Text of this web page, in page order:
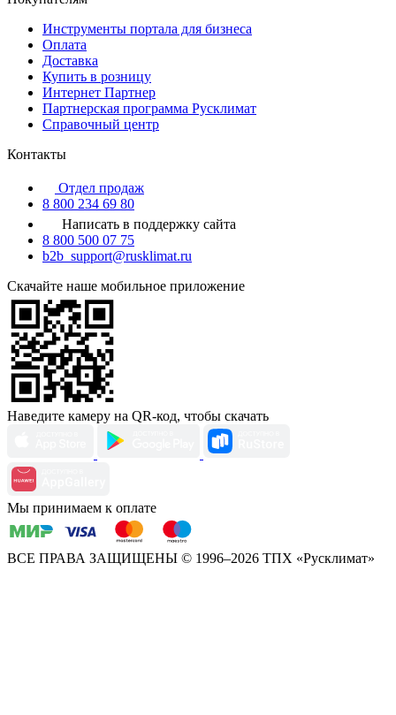
Инструменты портала для бизнеса
Оплата
Доставка
Купить в розницу
Интернет Партнер
Партнерская программа Русклимат
Справочный центр
Контакты
Отдел продаж
8 800 234 69 80
Написать в поддержку сайта
8 800 500 07 75
b2b_support@rusklimat.ru
Скачайте наше мобильное приложение
Наведите камеру на QR-код, чтобы скачать
Мы принимаем к оплате
ВСЕ ПРАВА ЗАЩИЩЕНЫ © 1996–2026 ТПХ «Русклимат»